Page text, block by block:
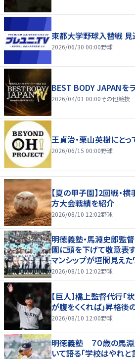
東都大学野球入替戦 見
2026/06/30 00:00野球
BEST BODY JAPANを
2026/04/01 00:00その他競技
王貞治・栗山英樹にと
2026/06/15 00:00野球
【夏の甲子園】2回戦
方大会戦績を紹介
2026/08/10 12:02野球
明徳義塾・馬淵史郎監
園に頭を下げて敬意表
マンシップが垣間見えた
2026/08/10 12:02野球
【巨人】橋上監督代行「
が腹をくくれば」昇格
2026/08/10 12:00野球
明徳義塾 ７０歳の馬
いて語る「学校はやれと